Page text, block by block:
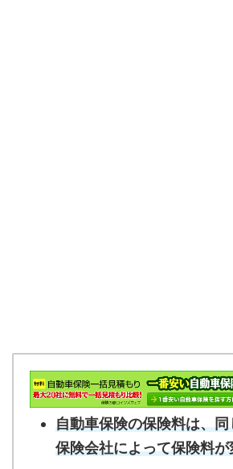
自動車保険の保険料は、
保険会社によって保険料